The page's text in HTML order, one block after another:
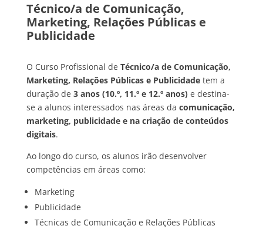
Técnico/a de Comunicação,
Marketing, Relações Públicas e
Publicidade
O Curso Profissional de Técnico/a de Comunicação,
Marketing, Relações Públicas e Publicidadetem a
duração de 3 anos (10.º, 11.º e 12.º anos)e destina-
se a alunos interessados nas áreas da comunicação,
marketing, publicidade e na criação de conteúdos
digitais.
Ao longo do curso, os alunos irão desenvolver
competências em áreas como:
Marketing
Publicidade
Técnicas de Comunicação e Relações Públicas